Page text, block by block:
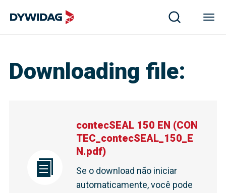
Downloading file:
contecSEAL 150 EN (CON
TEC_contecSEAL_150_E
N.pdf)
Se o download não iniciar
automaticamente, você pode